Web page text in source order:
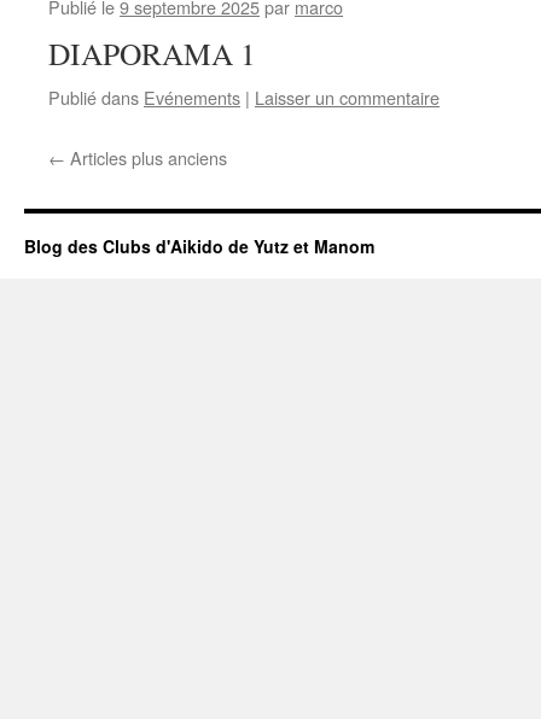
Publié le9 septembre 2025par marco
DIAPORAMA 1
Publié dans Evénements | Laisser un commentaire
← Articles plus anciens
Blog des Clubs d'Aikido de Yutz et Manom